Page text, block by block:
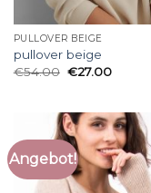
PULLOVER BEIGE
pullover beige
€54.00 €27.00
Angebot!